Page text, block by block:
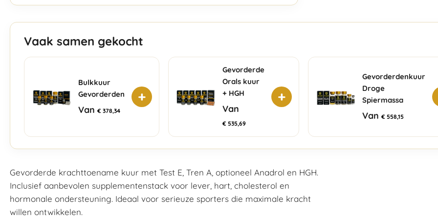
Vaak samen gekocht
Bulkkuur
Gevorderden
Van € 378,34
+
Gevorderde
Orals kuur
+ HGH
Van
€ 535,69
+
Gevorderdenkuur
Droge
Spiermassa
Van € 558,15
Gevorderde krachttoename kuur met Test E, Tren A, optioneel Anadrol en HGH.
Inclusief aanbevolen supplementenstack voor lever, hart, cholesterol en
hormonale ondersteuning. Ideaal voor serieuze sporters die maximale kracht
willen ontwikkelen.